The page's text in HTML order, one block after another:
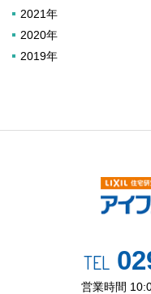
2021年
2020年
2019年
TEL
営業時間